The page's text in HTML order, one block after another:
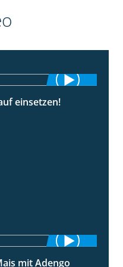
1:32
einsetzen!
1:22
mit Adengo